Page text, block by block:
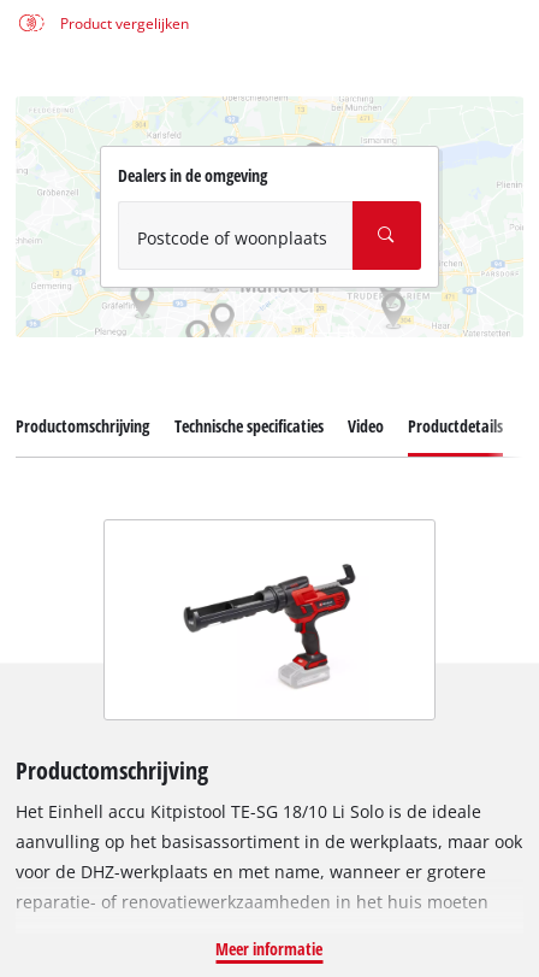
Product vergelijken
Dealers in de omgeving
Postcode of woonplaats
Productomschrijving Technische specificaties Video Productdetails
Productomschrijving
Het Einhell accu Kitpistool TE-SG 18/10 Li Solo is de ideale
aanvulling op het basisassortiment in de werkplaats, maar ook
voor de DHZ-werkplaats en met name, wanneer er grotere
reparatie- of renovatiewerkzaamheden in het huis moeten
productlijn en dankzij het smalle model kan het handzame
Meer informatie